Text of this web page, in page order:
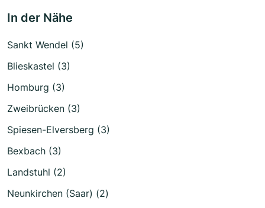
In der Nähe
Sankt Wendel (5)
Blieskastel (3)
Homburg (3)
Zweibrücken (3)
Spiesen-Elversberg (3)
Bexbach (3)
Landstuhl (2)
Neunkirchen (Saar) (2)